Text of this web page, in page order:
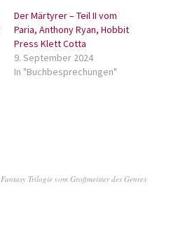
Der Märtyrer – Teil II vom
Paria, Anthony Ryan, Hobbit
Press Klett Cotta
9. September 2024
In "Buchbesprechungen"
Fantasy Trilogie vom Großmeister des Genres